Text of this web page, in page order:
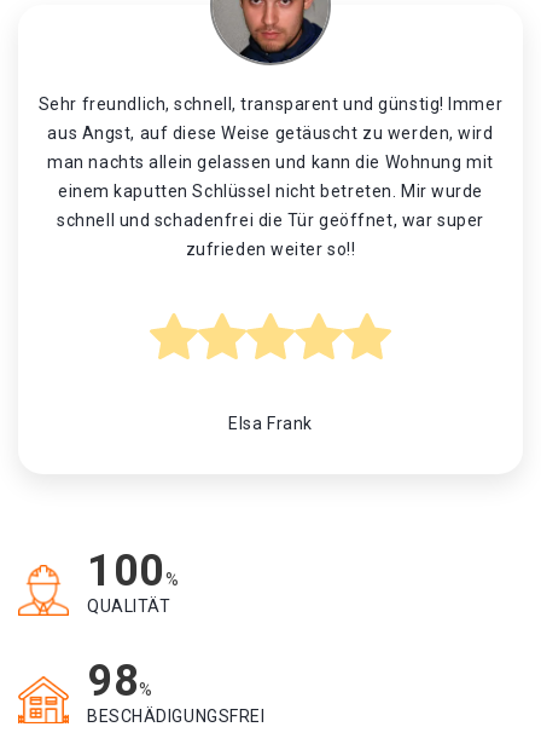
Sehr freundlich, schnell, transparent und günstig! Immer
aus Angst, auf diese Weise getäuscht zu werden, wird
man nachts allein gelassen und kann die Wohnung mit
einem kaputten Schlüssel nicht betreten. Mir wurde
schnell und schadenfrei die Tür geöffnet, war super
zufrieden weiter so!!
Elsa Frank
100%
QUALITÄT
98%
BESCHÄDIGUNGSFREI